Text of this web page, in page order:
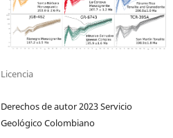
Licencia
Derechos de autor 2023 Servicio
Geológico Colombiano